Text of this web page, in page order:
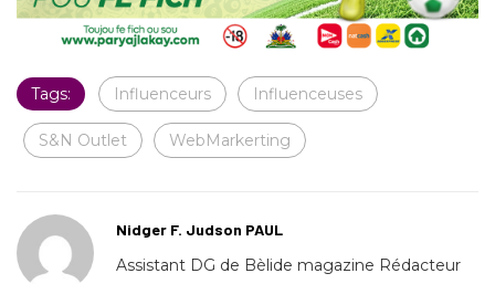
Tags: Influenceurs Influenceuses
S&N Outlet WebMarkerting
Nidger F. Judson PAUL
Assistant DG de Bèlide magazine Rédacteur